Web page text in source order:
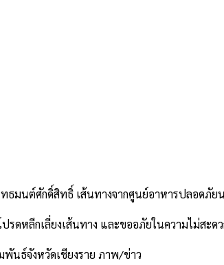
มนต์ศักดิ์สิทธิ์ เส้นทางจากศูนย์อาหารปลอดภัยน
รดหลีกเลี่ยงเส้นทาง และขออภัยในความไม่สะด
พันธ์จังหวัดเชียงราย ภาพ/ข่าว